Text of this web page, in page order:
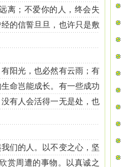
离；不爱你的人，终会失
的信誓旦旦，也许只是敷
阳光，也必然有云雨；有
命岂能成长。有一些成功
有人会活得一无是处，也
们的人。以不变之心，坚
赏周遭的事物。以真诚之